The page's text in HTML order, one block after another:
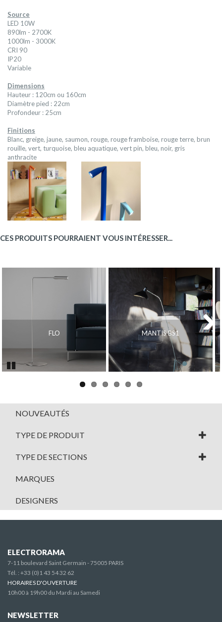
Source
LED 10W
890lm - 2700K
1000lm - 3000K
CRI 90
IP20
Variable
Dimensions
Hauteur : 120cm ou 160cm
Diamètre pied : 22cm
Profondeur : 25cm
Finitions
Blanc, greige, jaune, saumon, rouge, rouge framboise, rouge terre, brun
rouille, vert, turquoise, bleu aquatique, vert pin, bleu, noir, gris
anthracite
CES PRODUITS POURRAIENT VOUS INTÉRESSER...
FLO MANTIS BS1
Next
NOUVEAUTÉS
TYPE DE PRODUIT
TYPE DE SECTIONS
MARQUES
DESIGNERS
ELECTRORAMA
7-11 boulevard Saint Germain - 75005 PARIS
Tél. : +33 (0)1 43 54 32 62
HORAIRES D'OUVERTURE
10h00 à 19h00 du Mardi au Samedi
NEWSLETTER